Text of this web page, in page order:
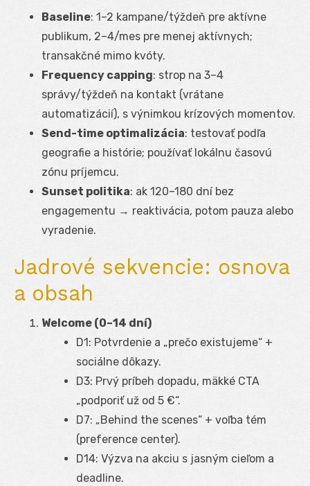
Baseline: 1–2 kampane/týždeň pre aktívne
publikum, 2–4/mes pre menej aktívnych;
transakčné mimo kvóty.
Frequency capping: strop na 3–4
správy/týždeň na kontakt (vrátane
automatizácií), s výnimkou krízových momentov.
Send-time optimalizácia: testovať podľa
geografie a histórie; používať lokálnu časovú
zónu príjemcu.
Sunset politika: ak 120–180 dní bez
engagementu → reaktivácia, potom pauza alebo
vyradenie.
Jadrové sekvencie: osnova
a obsah
Welcome (0–14 dní)
D1: Potvrdenie a „prečo existujeme“ +
sociálne dôkazy.
D3: Prvý príbeh dopadu, mäkké CTA
„podporiť už od 5 €“.
D7: „Behind the scenes“ + voľba tém
(preference center).
D14: Výzva na akciu s jasným cieľom a
deadline.